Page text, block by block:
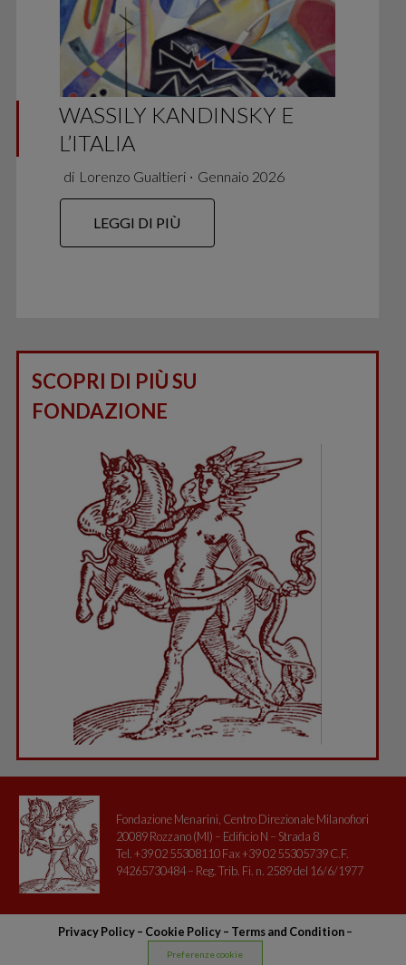
WASSILY KANDINSKY E
L’ITALIA
di Lorenzo Gualtieri ∙ Gennaio 2026
LEGGI DI PIÙ
SCOPRI DI PIÙ SU
FONDAZIONE
Fondazione Menarini, Centro Direzionale Milanofiori
20089 Rozzano (MI) – Edificio N – Strada 8
Tel. +39 02 55308110 Fax +39 02 55305739 C.F.
94265730484 – Reg. Trib. Fi. n. 2589 del 16/6/1977
Privacy Policy– Cookie Policy – Terms and Condition–
Preferenze cookie